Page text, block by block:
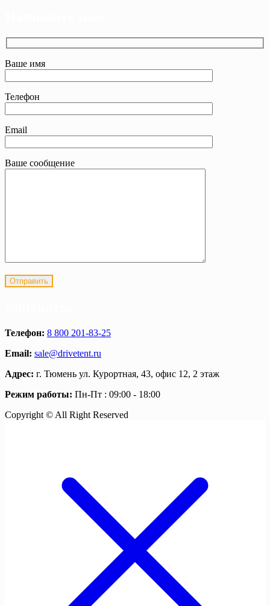
Ваше имя
Телефон
Email
Ваше сообщение
Телефон: 8 800 201-83-25
Email: sale@drivetent.ru
Адрес: г. Тюмень ул. Курортная, 43, офис 12, 2 этаж
Режим работы: Пн-Пт : 09:00 - 18:00
Copyright © All Right Reserved